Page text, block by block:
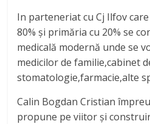
In parteneriat cu Cj Ilfov
80% și primăria cu 20% se
medicală modernă unde se
medicilor de familie,cabinet
stomatologie,farmacie,alte
Calin Bogdan Cristian
propune pe viitor și